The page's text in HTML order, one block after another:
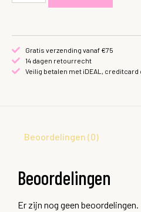
Gratis verzending vanaf €75
14 dagen retourrecht
Veilig betalen met iDEAL, creditcard
Beoordelingen (0)
Beoordelingen
Er zijn nog geen beoordelingen.